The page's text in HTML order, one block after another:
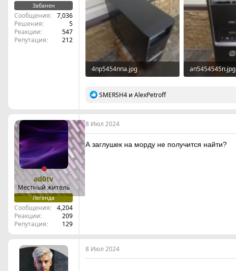
Забанен
Сообщения
7,036
Решения
5
Реакции
547
Репутация
212
4пр5454ппа.jpg
ап5454545п.jpg
Р
ц
и
и
SMERSH4 и AlexPetroff
ad0tv
Местный житель
Легенда
Сообщения
4,204
Реакции
209
Репутация
129
8 Июл 2024
А заглушек на морду не получится найти?
8 Июл 2024